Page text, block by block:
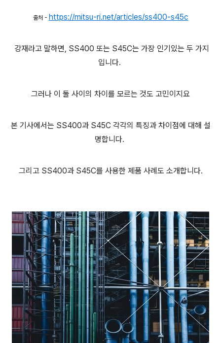
출처 - https://mitsu-ri.net/articles/ss400-s45c
강재라고 말하면, SS400 또는 S45C는 가장 인기있는 두 가지
입니다.
그러나 이 둘 사이의 차이를 모르는 것도 고민이지요
본 기사에서는 SS400과 S45C 각각의 특징과 차이점에 대해 설
명합니다.
그리고 SS400과 S45C를 사용한 제품 사례도 소개합니다.